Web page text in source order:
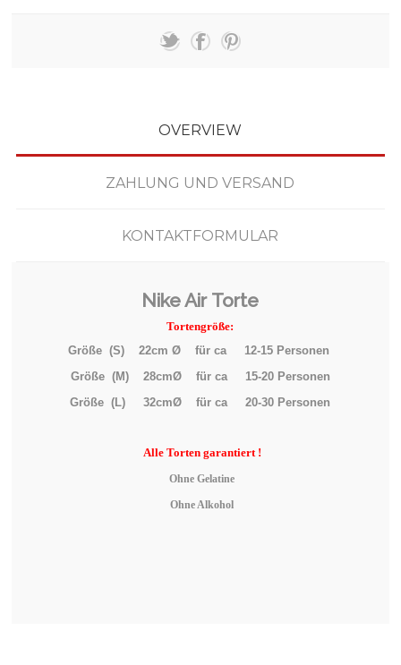
OVERVIEW
ZAHLUNG UND VERSAND
KONTAKTFORMULAR
Nike Air Torte
Tortengröße:
Größe (S) 22cm Ø für ca 12-15 Personen
Größe (M) 28cmØ für ca 15-20 Personen
Größe (L) 32cmØ für ca 20-30 Personen
AlleTorten garantiert !
Ohne Gelatine
Ohne Alkohol